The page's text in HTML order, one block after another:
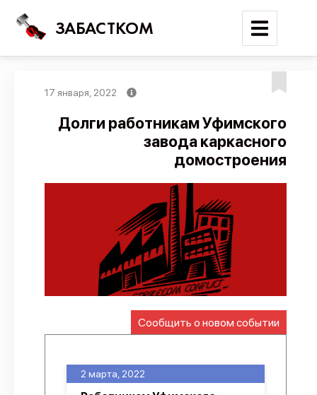
ЗАБАСТКОМ
Поиск
Новости
Карта событий
Трудовые конфликты
Отчеты
Предложить публикацию
Справочник
API
О проекте
17 января, 2022
Долги работникам Уфимского
завода каркасного
домостроения
Сообщить о новом событии
2 марта, 2022